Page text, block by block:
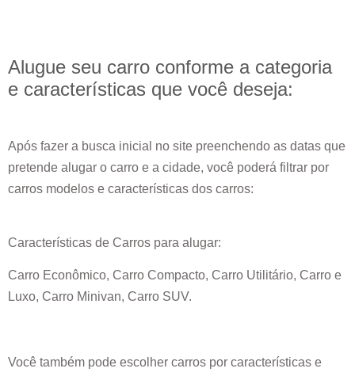
Alugue seu carro conforme a categoria
e características que você deseja:
Após fazer a busca inicial no site preenchendo as datas que
pretende alugar o carro e a cidade, você poderá filtrar por
carros modelos e características dos carros:
Características de Carros para alugar:
Carro Econômico, Carro Compacto, Carro Utilitário, Carro e
Luxo, Carro Minivan, Carro SUV.
Você também pode escolher carros por características e